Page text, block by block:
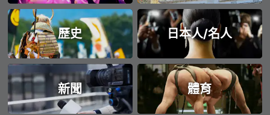
歷史 日本人/名人
新聞 體育